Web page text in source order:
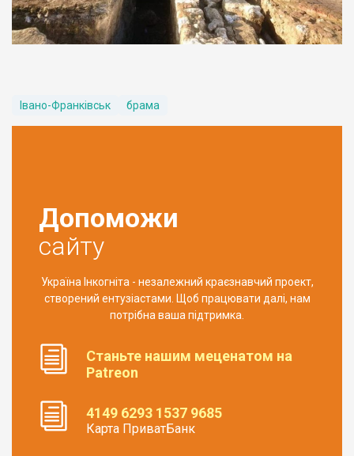
Івано-Франківськ брама
Допоможи
сайту
Україна Інкогніта - незалежний краєзнавчий проект,
створений ентузіастами. Щоб працювати далі, нам
потрібна ваша підтримка.
Станьте нашим меценатом на
Patreon
4149 6293 1537 9685
Карта ПриватБанк